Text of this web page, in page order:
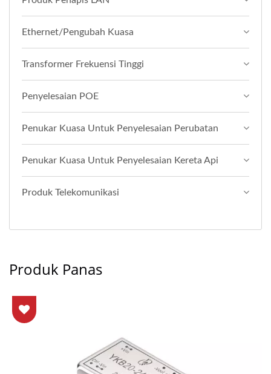
Ethernet/Pengubah Kuasa
Transformer Frekuensi Tinggi
Penyelesaian POE
Penukar Kuasa Untuk Penyelesaian Perubatan
Penukar Kuasa Untuk Penyelesaian Kereta Api
Produk Telekomunikasi
Produk Panas